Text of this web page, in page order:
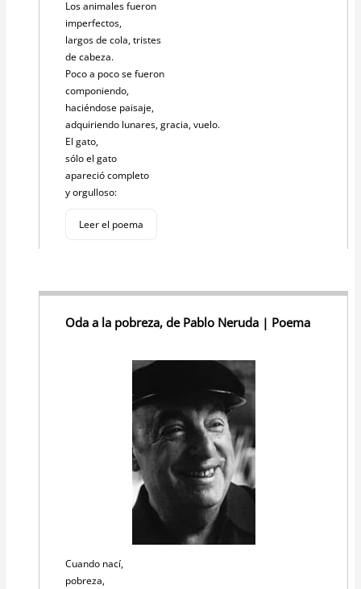
Los animales fueron
imperfectos,
largos de cola, tristes
de cabeza.
Poco a poco se fueron
componiendo,
haciéndose paisaje,
adquiriendo lunares, gracia, vuelo.
El gato,
sólo el gato
apareció completo
y orgulloso:
Leer el poema
Oda a la pobreza, de Pablo Neruda | Poema
Cuando nací,
pobreza,